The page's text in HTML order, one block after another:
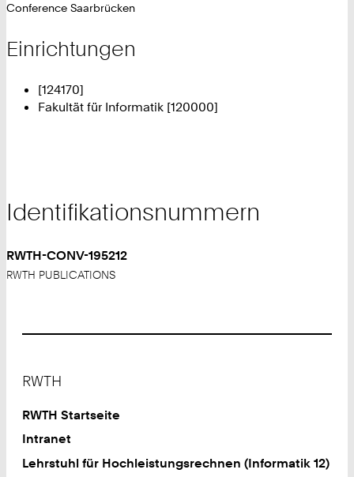
Conference Saarbrücken
Einrichtungen
[124170]
Fakultät für Informatik [120000]
Identifikationsnummern
RWTH-CONV-195212
RWTH PUBLICATIONS
RWTH
RWTH Startseite
Intranet
Lehrstuhl für Hochleistungsrechnen (Informatik 12)